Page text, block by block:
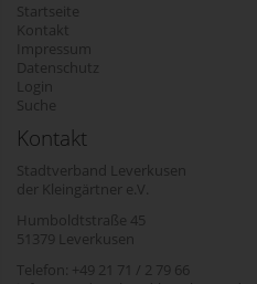
Startseite
Kontakt
Impressum
Datenschutz
Login
Suche
Kontakt
Stadtverband Leverkusen
der Kleingärtner e.V.
Humboldtstraße 45
51379 Leverkusen
Telefon: +49 21 71 / 2 79 66